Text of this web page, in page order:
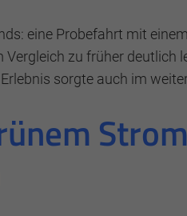
eine Probefahrt mit
Vergleich zu früher
sorgte auch im